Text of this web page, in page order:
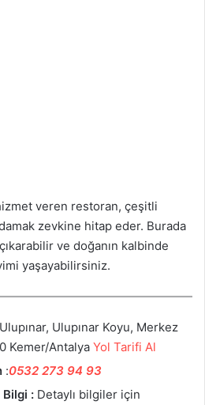
veren restoran, çeşitli
zevkine hitap eder. Burada
ve doğanın kalbinde
yaşayabilirsiniz.
Ulupınar Koyu, Merkez
Kemer/Antalya Yol Tarifi Al
:0532 273 94 93
Bilgi : Detaylı bilgiler için